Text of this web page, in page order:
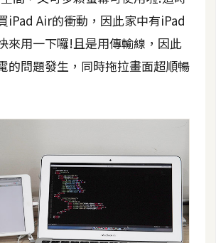
iPad Air的衝動，因此家中有iPad
來用一下囉!且是用傳輸線，因此
的問題發生，同時拖拉畫面超順暢